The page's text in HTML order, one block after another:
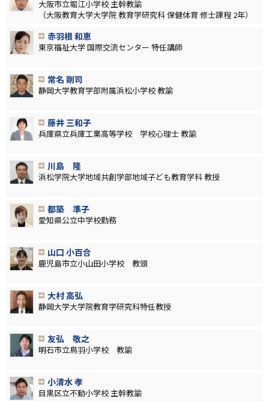
大阪市立堀江小学校 主幹教諭
（大阪教育大学大学院 教育学研究科 保健体育 修士課程 2年）
赤羽根 和恵
東京福祉大学 国際交流センター 特任講師
常名 剛司
静岡大学教育学部附属浜松小学校 教諭
藤井 三和子
兵庫県立兵庫工業高等学校 学校心理士 教諭
川島 隆
浜松学院大学地域共創学部地域子ども教育学科 教授
都築 準子
愛知県公立中学校勤務
山口 小百合
鹿児島市立小山田小学校 教頭
大村 高弘
静岡大学大学院教育学研究科特任教授
友弘 敬之
明石市立鳥羽小学校 教諭
小清水 孝
目黒区立不動小学校 主幹教諭